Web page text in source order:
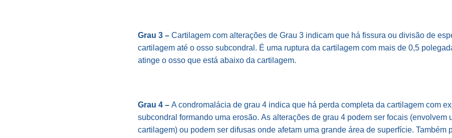
Grau 3 – Cartilagem com alterações de Grau 3 indicam que há fissura ou divisão de
cartilagem até o osso subcondral. É uma ruptura da cartilagem com mais de 0,5
atinge o osso que está abaixo da cartilagem.
Grau 4 – A condromalácia de grau 4 indica que há perda completa da cartilagem com
subcondral formando uma erosão. As alterações de grau 4 podem ser focais (envolvem
cartilagem) ou podem ser difusas onde afetam uma grande área de superfície. Também